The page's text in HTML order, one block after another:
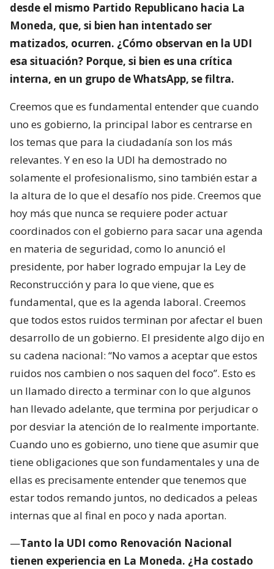
desde el mismo Partido Republicano hacia La
Moneda, que, si bien han intentado ser
matizados, ocurren. ¿Cómo observan en la UDI
esa situación? Porque, si bien es una crítica
interna, en un grupo de WhatsApp, se filtra.
Creemos que es fundamental entender que cuando
uno es gobierno, la principal labor es centrarse en
los temas que para la ciudadanía son los más
relevantes. Y en eso la UDI ha demostrado no
solamente el profesionalismo, sino también estar a
la altura de lo que el desafío nos pide. Creemos que
hoy más que nunca se requiere poder actuar
coordinados con el gobierno para sacar una agenda
en materia de seguridad, como lo anunció el
presidente, por haber logrado empujar la Ley de
Reconstrucción y para lo que viene, que es
fundamental, que es la agenda laboral. Creemos
que todos estos ruidos terminan por afectar el buen
desarrollo de un gobierno. El presidente algo dijo en
su cadena nacional: “No vamos a aceptar que estos
ruidos nos cambien o nos saquen del foco”. Esto es
un llamado directo a terminar con lo que algunos
han llevado adelante, que termina por perjudicar o
por desviar la atención de lo realmente importante.
Cuando uno es gobierno, uno tiene que asumir que
tiene obligaciones que son fundamentales y una de
ellas es precisamente entender que tenemos que
estar todos remando juntos, no dedicados a peleas
internas que al final en poco y nada aportan.
—Tanto la UDI como Renovación Nacional
tienen experiencia en La Moneda. ¿Ha costado